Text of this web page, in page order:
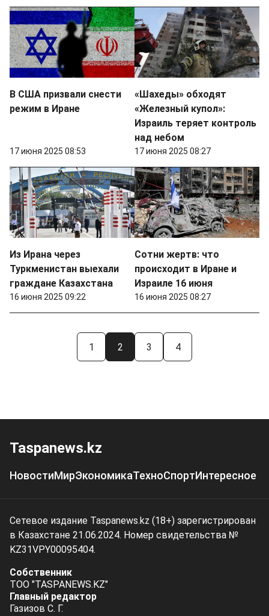
В США призвали снести
режим в Иране
17 июня 2025 08:53
«Шахеды» обходят
«Железный купол»:
Израиль теряет контроль
над небом
17 июня 2025 08:27
Из Ирана через
Туркменистан выехали
граждане Казахстана
16 июня 2025 09:22
Сотни жертв: что
происходит в Иране и
Израиле 16 июня
16 июня 2025 08:27
1 2 3 4
Taspanews.kz
НовостиМирЭкономикаТехноСпортИнтересное
Сетевое издание Taspanews.kz (18+) зарегистрирован
в Казахстане 21.06.2024. Номер свидетельства №
KZ31VPY00095404.
Собственник
ТОО "TASPANEWS.KZ"
Главный редактор
Газизов С. Г.